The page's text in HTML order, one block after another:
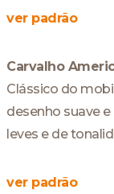
ver padrão
Carvalho
Clássico do
desenho suave
leves e de
ver padrão